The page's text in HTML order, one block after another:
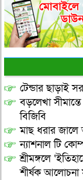
টেন্ডার ছাড়াই
বড়লেখা
বিজিবি
মাছ ধরার
ন্যাশনাল টি
শ্রীমঙ্গলে
শীর্ষক